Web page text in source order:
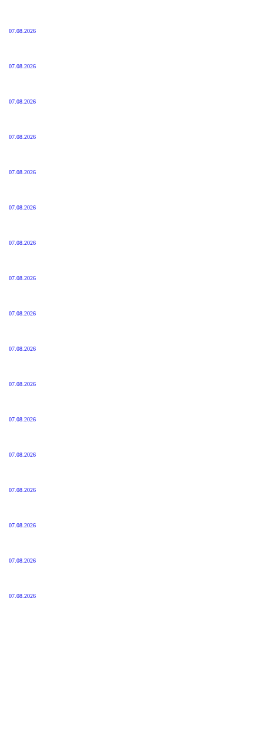
07.08.2026
07.08.2026
07.08.2026
07.08.2026
07.08.2026
07.08.2026
07.08.2026
07.08.2026
07.08.2026
07.08.2026
07.08.2026
07.08.2026
07.08.2026
07.08.2026
07.08.2026
07.08.2026
07.08.2026